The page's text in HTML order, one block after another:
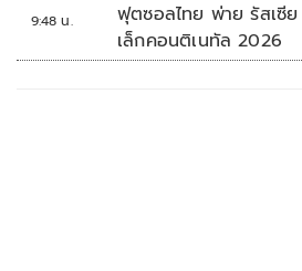
9:48 น.
ฟุตซอลไทย พ่าย รัสเซี
เล็กคอนติเนทัล 2026